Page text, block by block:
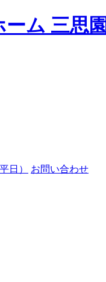
ム 三思園
日） お問い合わせ